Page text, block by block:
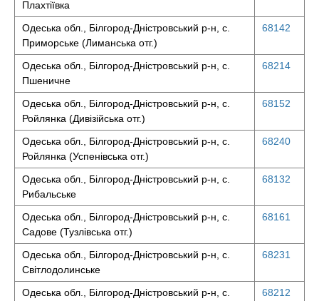
Плахтіївка
Одеська обл., Білгород-Дністровський р-н, с.
Приморське (Лиманська отг.)
68142
Одеська обл., Білгород-Дністровський р-н, с.
Пшеничне
68214
Одеська обл., Білгород-Дністровський р-н, с.
Ройлянка (Дивізійська отг.)
68152
Одеська обл., Білгород-Дністровський р-н, с.
Ройлянка (Успенівська отг.)
68240
Одеська обл., Білгород-Дністровський р-н, с.
Рибальське
68132
Одеська обл., Білгород-Дністровський р-н, с.
Садове (Тузлівська отг.)
68161
Одеська обл., Білгород-Дністровський р-н, с.
Світлодолинське
68231
Одеська обл., Білгород-Дністровський р-н, с.
68212